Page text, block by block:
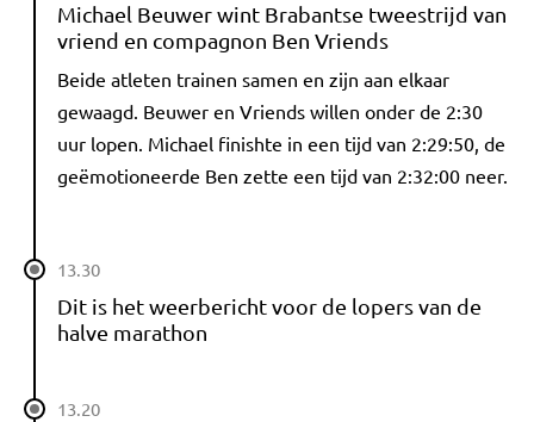
Michael Beuwer wint Brabantse tweestrijd van
vriend en compagnon Ben Vriends
Beide atleten trainen samen en zijn aan elkaar
gewaagd. Beuwer en Vriends willen onder de 2:30
uur lopen. Michael finishte in een tijd van 2:29:50, de
geëmotioneerde Ben zette een tijd van 2:32:00 neer.
13.30
Dit is het weerbericht voor de lopers van de
halve marathon
13.20